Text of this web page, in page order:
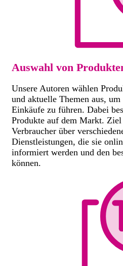
Auswahl von
Unsere Autoren wählen
und aktuelle Themen aus,
Einkäufe zu führen. Dabei
Produkte auf dem Markt. Ziel
Verbraucher über
Dienstleistungen, die sie
informiert werden und den
können.